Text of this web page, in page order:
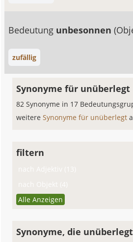
Bedeutung unbesonnen
zufällig
Synonyme für unüberlegt
82 Synonyme in 17
weitereSynonyme für unüberlegt
filtern
nach Adjektiv (13)
nach Objekt (4)
Alle Anzeigen
Synonyme, die